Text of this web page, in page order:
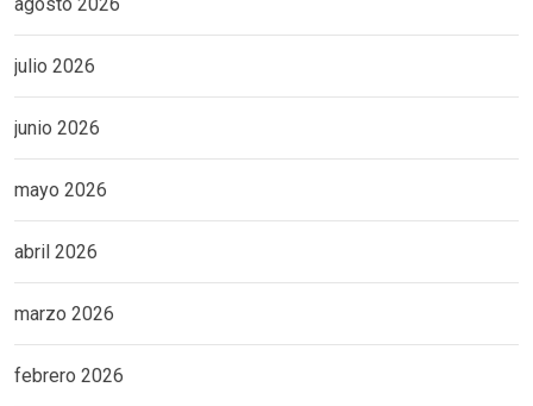
agosto 2026
julio 2026
junio 2026
mayo 2026
abril 2026
marzo 2026
febrero 2026